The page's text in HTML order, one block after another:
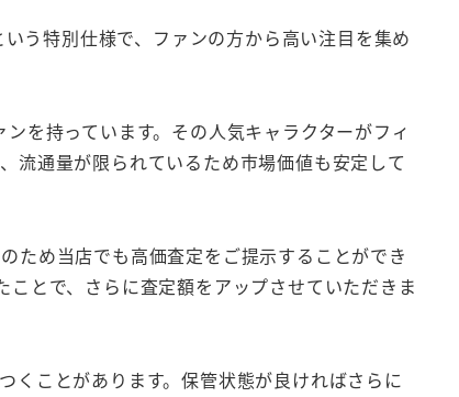
う特別仕様で、ファンの方から高い注目を集め
を持っています。その人気キャラクターがフィ
流通量が限られているため市場価値も安定して
ため当店でも高価査定をご提示することができ
とで、さらに査定額をアップさせていただきま
くことがあります。保管状態が良ければさらに